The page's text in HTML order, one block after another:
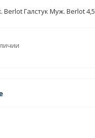
Berlot Галстук Муж. Berlot